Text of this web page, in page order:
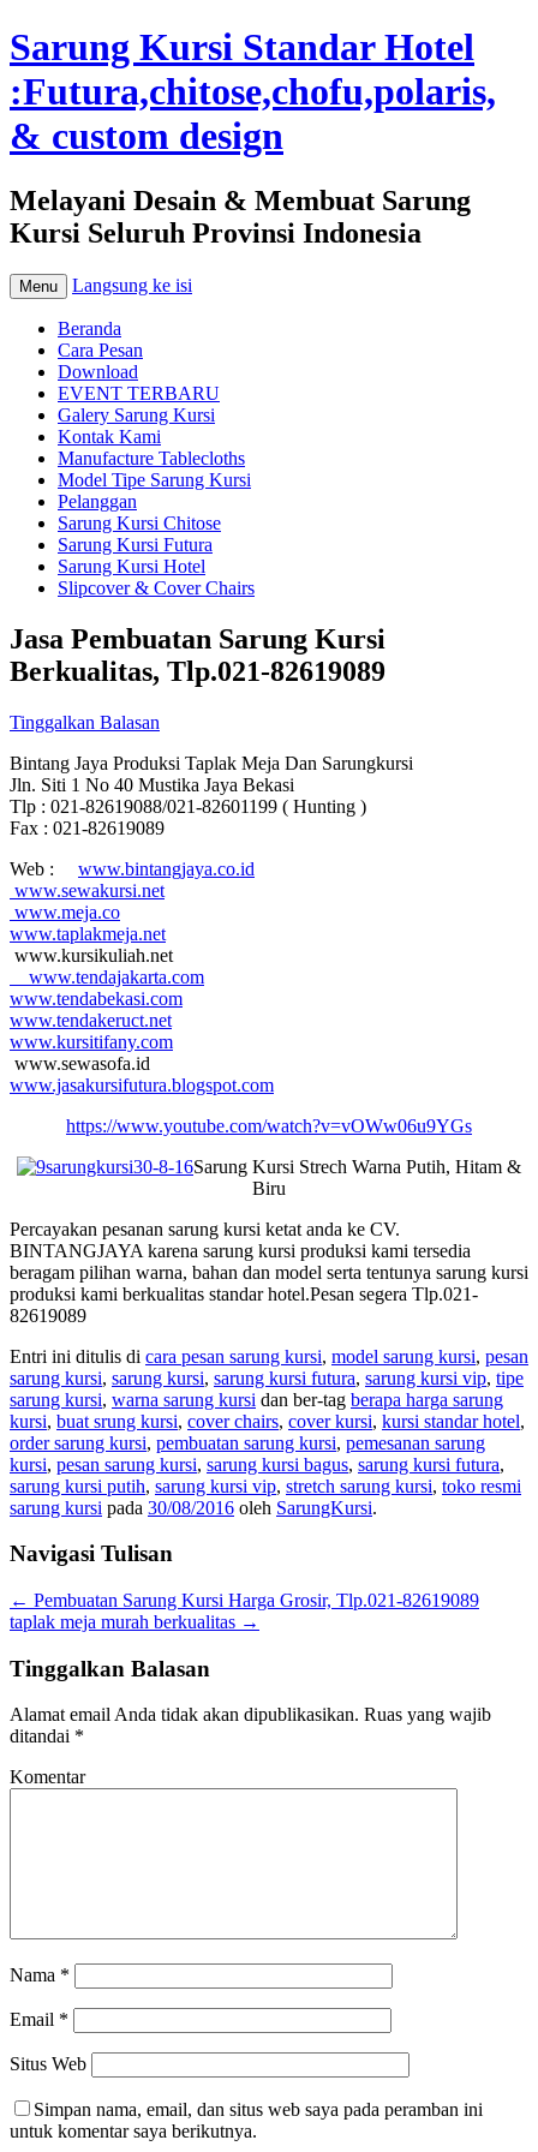
Sarung Kursi Standar Hotel
:Futura,chitose,chofu,polaris,
& custom design
Melayani Desain & Membuat Sarung
Kursi Seluruh Provinsi Indonesia
Menu Langsung ke isi
Beranda
Cara Pesan
Download
EVENT TERBARU
Galery Sarung Kursi
Kontak Kami
Manufacture Tablecloths
Model Tipe Sarung Kursi
Pelanggan
Sarung Kursi Chitose
Sarung Kursi Futura
Sarung Kursi Hotel
Slipcover & Cover Chairs
Jasa Pembuatan Sarung Kursi
Berkualitas, Tlp.021-82619089
Tinggalkan Balasan
Bintang Jaya Produksi Taplak Meja Dan Sarungkursi
Jln. Siti 1 No 40 Mustika Jaya Bekasi
Tlp : 021-82619088/021-82601199 ( Hunting )
Fax : 021-82619089
Web : www.bintangjaya.co.id
www.sewakursi.net
www.meja.co
www.taplakmeja.net
www.kursikuliah.net
www.tendajakarta.com
www.tendabekasi.com
www.tendakeruct.net
www.kursitifany.com
www.sewasofa.id
www.jasakursifutura.blogspot.com
https://www.youtube.com/watch?v=vOWw06u9YGs
Sarung Kursi Strech Warna Putih, Hitam &
Biru
Percayakan pesanan sarung kursi ketat anda ke CV.
BINTANGJAYA karena sarung kursi produksi kami tersedia
beragam pilihan warna, bahan dan model serta tentunya sarung kursi
produksi kami berkualitas standar hotel.Pesan segera Tlp.021-
82619089
Entri ini ditulis di cara pesan sarung kursi, model sarung kursi, pesan
sarung kursi, sarung kursi, sarung kursi futura, sarung kursi vip, tipe
sarung kursi, warna sarung kursi dan ber-tag berapa harga sarung
kursi, buat srung kursi, cover chairs, cover kursi, kursi standar hotel,
order sarung kursi, pembuatan sarung kursi, pemesanan sarung
kursi, pesan sarung kursi, sarung kursi bagus, sarung kursi futura,
sarung kursi putih, sarung kursi vip, stretch sarung kursi, toko resmi
sarung kursi pada 30/08/2016 oleh SarungKursi.
Navigasi Tulisan
← Pembuatan Sarung Kursi Harga Grosir, Tlp.021-82619089
taplak meja murah berkualitas →
Tinggalkan Balasan
Alamat email Anda tidak akan dipublikasikan. Ruas yang wajib
ditandai *
Komentar
Nama *
Email *
Situs Web
Simpan nama, email, dan situs web saya pada peramban ini
untuk komentar saya berikutnya.